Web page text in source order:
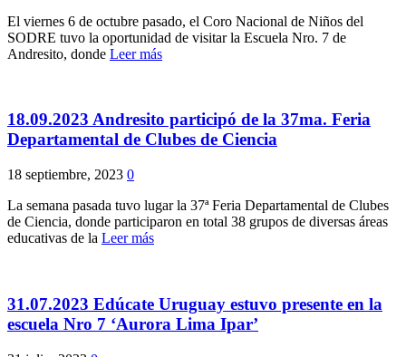
El viernes 6 de octubre pasado, el Coro Nacional de Niños del
SODRE tuvo la oportunidad de visitar la Escuela Nro. 7 de
Andresito, donde Leer más
18.09.2023 Andresito participó de la 37ma. Feria
Departamental de Clubes de Ciencia
18 septiembre, 2023 0
La semana pasada tuvo lugar la 37ª Feria Departamental de Clubes
de Ciencia, donde participaron en total 38 grupos de diversas áreas
educativas de la Leer más
31.07.2023 Edúcate Uruguay estuvo presente en la
escuela Nro 7 ‘Aurora Lima Ipar’